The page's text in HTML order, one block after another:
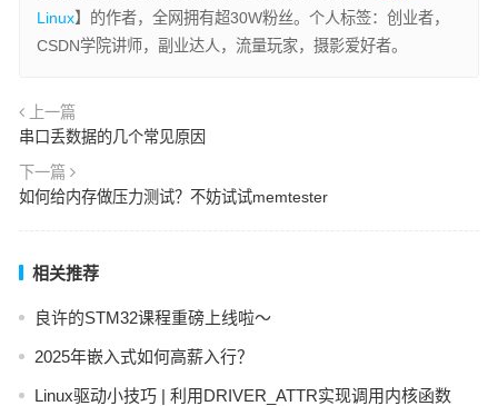
Linux】的作者，全网拥有超30W粉丝。个人标签：创业者，
CSDN学院讲师，副业达人，流量玩家，摄影爱好者。
上一篇
串口丢数据的几个常见原因
下一篇
如何给内存做压力测试？不妨试试memtester
相关推荐
良许的STM32课程重磅上线啦～
2025年嵌入式如何高薪入行？
Linux驱动小技巧 | 利用DRIVER_ATTR实现调用内核函数